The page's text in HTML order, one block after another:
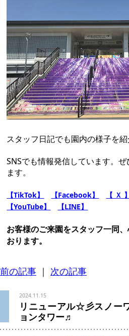
スタッフ日記でも園内の様子を
SNSでも情報発信しています。
ます。
【TikTok】 【Facebook】 【 Ｘ 】
【YouTube】
【LINE】
お客様のご来園をスタッフ一同
おります。
前の記事 ｜ 次の記事
2024.11.15
リニューアル☆彡スノー
ョンタワー♬